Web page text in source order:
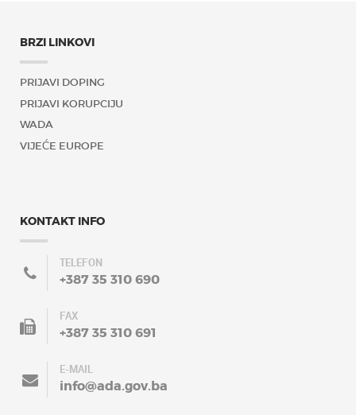
BRZI LINKOVI
PRIJAVI DOPING
PRIJAVI KORUPCIJU
WADA
VIJEĆE EUROPE
KONTAKT INFO
TELEFON
+387 35 310 690
FAX
+387 35 310 691
E-MAIL
info@ada.gov.ba